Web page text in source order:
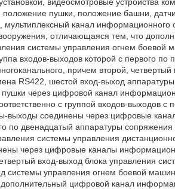
пушки, положение башни,
мультиплексный канал информационного
отличающаяся тем, что
системы управления огнем боевой
входов-выходов которой с первого по
причем второй,
RS422, шестой вход-выход
пушки через цифровой канал
с группой входов-выходов с
выходы соединены через цифровые
по двенадцатый аппаратуры сопряжения
системы управления
через цифровые каналы
вход-выход блока управления
системы управления огнем боевой
цифровой канал